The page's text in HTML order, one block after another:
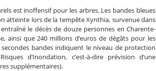
est inoffensif pour les arbres. Les bandes bleues
atteinte lors de la tempête Xynthia, survenue dans
le décès de douze personnes en Charente-
ainsi que 240 millions d’euros de dégâts pour les
bandes indiquent le niveau de protection
d’Inondation, c’est-à-dire prévision d’une
supplémentaires).